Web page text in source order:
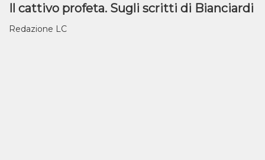
Il cattivo profeta. Sugli scritti di Bianciardi
Redazione LC